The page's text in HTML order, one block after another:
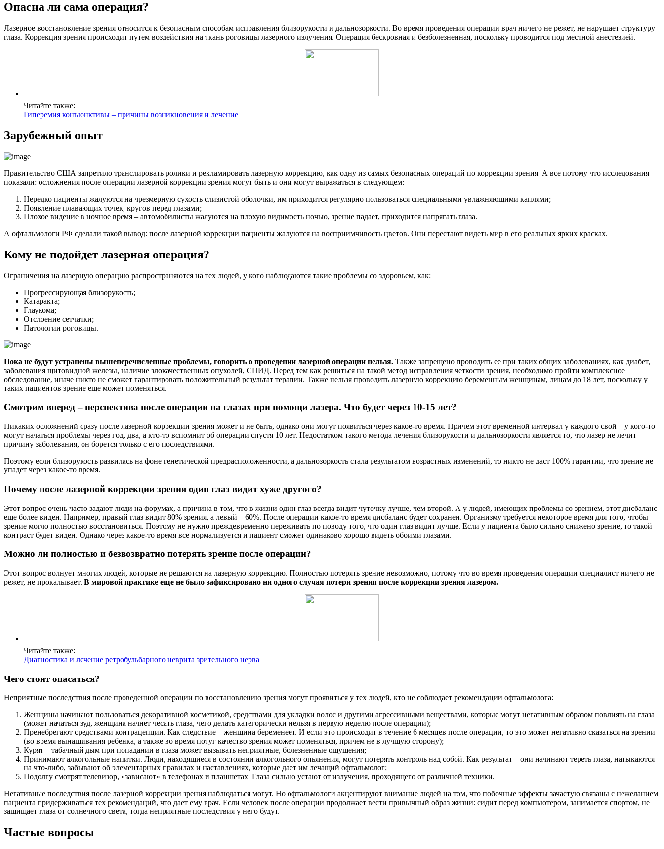
Опасна ли сама операция?
Лазерное восстановление зрения относится к безопасным способам исправления близорукости и дальнозоркости. Во время проведения операции врач ничего не режет, не нарушает структуру
глаза. Коррекция зрения происходит путем воздействия на ткань роговицы лазерного излучения. Операция бескровная и безболезненная, поскольку проводится под местной анестезией.
Читайте также:
Гиперемия конъюнктивы – причины возникновения и лечение
Зарубежный опыт
Правительство США запретило транслировать ролики и рекламировать лазерную коррекцию, как одну из самых безопасных операций по коррекции зрения. А все потому что исследования
показали: осложнения после операции лазерной коррекции зрения могут быть и они могут выражаться в следующем:
Нередко пациенты жалуются на чрезмерную сухость слизистой оболочки, им приходится регулярно пользоваться специальными увлажняющими каплями;
Появление плавающих точек, кругов перед глазами;
Плохое видение в ночное время – автомобилисты жалуются на плохую видимость ночью, зрение падает, приходится напрягать глаза.
А офтальмологи РФ сделали такой вывод: после лазерной коррекции пациенты жалуются на восприимчивость цветов. Они перестают видеть мир в его реальных ярких красках.
Кому не подойдет лазерная операция?
Ограничения на лазерную операцию распространяются на тех людей, у кого наблюдаются такие проблемы со здоровьем, как:
Прогрессирующая близорукость;
Катаракта;
Глаукома;
Отслоение сетчатки;
Патологии роговицы.
Пока не будут устранены вышеперечисленные проблемы, говорить о проведении лазерной операции нельзя. Также запрещено проводить ее при таких общих заболеваниях, как диабет,
заболевания щитовидной железы, наличие злокачественных опухолей, СПИД. Перед тем как решиться на такой метод исправления четкости зрения, необходимо пройти комплексное
обследование, иначе никто не сможет гарантировать положительный результат терапии. Также нельзя проводить лазерную коррекцию беременным женщинам, лицам до 18 лет, поскольку у
таких пациентов зрение еще может поменяться.
Смотрим вперед – перспектива после операции на глазах при помощи лазера. Что будет через 10-15 лет?
Никаких осложнений сразу после лазерной коррекции зрения может и не быть, однако они могут появиться через какое-то время. Причем этот временной интервал у каждого свой – у кого-то
могут начаться проблемы через год, два, а кто-то вспомнит об операции спустя 10 лет. Недостатком такого метода лечения близорукости и дальнозоркости является то, что лазер не лечит
причину заболевания, он борется только с его последствиями.
Поэтому если близорукость развилась на фоне генетической предрасположенности, а дальнозоркость стала результатом возрастных изменений, то никто не даст 100% гарантии, что зрение не
упадет через какое-то время.
Почему после лазерной коррекции зрения один глаз видит хуже другого?
Этот вопрос очень часто задают люди на форумах, а причина в том, что в жизни один глаз всегда видит чуточку лучше, чем второй. А у людей, имеющих проблемы со зрением, этот дисбаланс
еще более виден. Например, правый глаз видит 80% зрения, а левый – 60%. После операции какое-то время дисбаланс будет сохранен. Организму требуется некоторое время для того, чтобы
зрение могло полностью восстановиться. Поэтому не нужно преждевременно переживать по поводу того, что один глаз видит лучше. Если у пациента было сильно снижено зрение, то такой
контраст будет виден. Однако через какое-то время все нормализуется и пациент сможет одинаково хорошо видеть обоими глазами.
Можно ли полностью и безвозвратно потерять зрение после операции?
Этот вопрос волнует многих людей, которые не решаются на лазерную коррекцию. Полностью потерять зрение невозможно, потому что во время проведения операции специалист ничего не
режет, не прокалывает. В мировой практике еще не было зафиксировано ни одного случая потери зрения после коррекции зрения лазером.
Читайте также:
Диагностика и лечение ретробульбарного неврита зрительного нерва
Чего стоит опасаться?
Неприятные последствия после проведенной операции по восстановлению зрения могут проявиться у тех людей, кто не соблюдает рекомендации офтальмолога:
Женщины начинают пользоваться декоративной косметикой, средствами для укладки волос и другими агрессивными веществами, которые могут негативным образом повлиять на глаза
(может начаться зуд, женщина начнет чесать глаза, чего делать категорически нельзя в первую неделю после операции);
Пренебрегают средствами контрацепции. Как следствие – женщина беременеет. И если это происходит в течение 6 месяцев после операции, то это может негативно сказаться на зрении
(во время вынашивания ребенка, а также во время потуг качество зрения может поменяться, причем не в лучшую сторону);
Курят – табачный дым при попадании в глаза может вызывать неприятные, болезненные ощущения;
Принимают алкогольные напитки. Люди, находящиеся в состоянии алкогольного опьянения, могут потерять контроль над собой. Как результат – они начинают тереть глаза, натыкаются
на что-либо, забывают об элементарных правилах и наставлениях, которые дает им лечащий офтальмолог;
Подолгу смотрят телевизор, «зависают» в телефонах и планшетах. Глаза сильно устают от излучения, проходящего от различной техники.
Негативные последствия после лазерной коррекции зрения наблюдаться могут. Но офтальмологи акцентируют внимание людей на том, что побочные эффекты зачастую связаны с нежеланием
пациента придерживаться тех рекомендаций, что дает ему врач. Если человек после операции продолжает вести привычный образ жизни: сидит перед компьютером, занимается спортом, не
защищает глаза от солнечного света, тогда неприятные последствия у него будут.
Частые вопросы